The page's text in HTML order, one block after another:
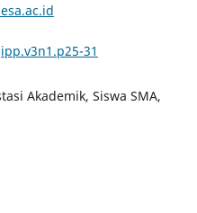
31
Akademik, Siswa SMA,